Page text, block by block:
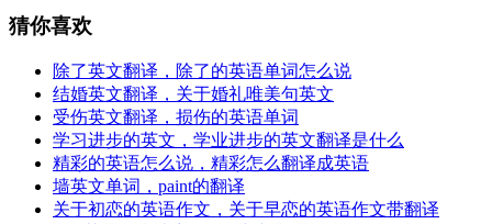
猜你喜欢
除了英文翻译，除了的英语单词怎么说
结婚英文翻译，关于婚礼唯美句英文
受伤英文翻译，损伤的英语单词
学习进步的英文，学业进步的英文翻译是什么
精彩的英语怎么说，精彩怎么翻译成英语
墙英文单词，paint的翻译
关于初恋的英语作文，关于早恋的英语作文带翻译